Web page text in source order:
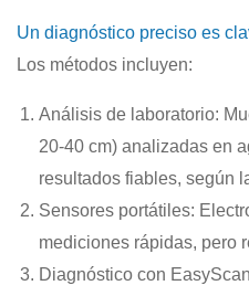
Un diagnóstico preciso es
Los métodos incluyen:
Análisis de laboratorio:
20-40 cm) analizadas en
resultados fiables, según
Sensores portátiles:
mediciones rápidas, pero
Diagnóstico con